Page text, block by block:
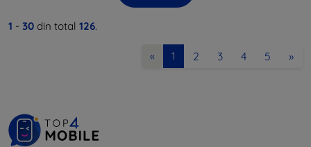
1 - 30 din total 126.
« 1 2 3 4 5 »